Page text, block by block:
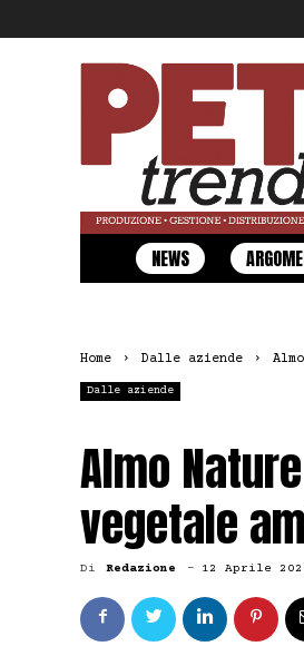
Pet
Trend
NEWS
Home Dalle aziende
Dalle aziende
Almo
vegetale
Di Redazione - 12 Aprile